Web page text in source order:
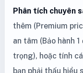
Phân tích chuyên
thêm (Premium
an tâm (Bảo hành
trọng), hoặc tính
bạn phải thấu hiểu